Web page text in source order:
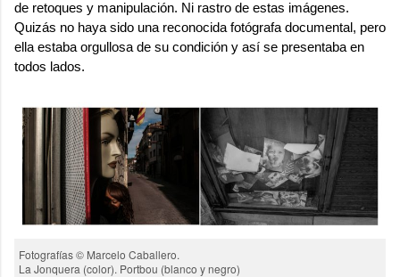
de retoques y manipulación. Ni rastro de estas imágenes.
Quizás no haya sido una reconocida fotógrafa documental, pero
ella estaba orgullosa de su condición y así se presentaba en
todos lados.
Fotografías © Marcelo Caballero.
La Jonquera (color). Portbou (blanco y negro)